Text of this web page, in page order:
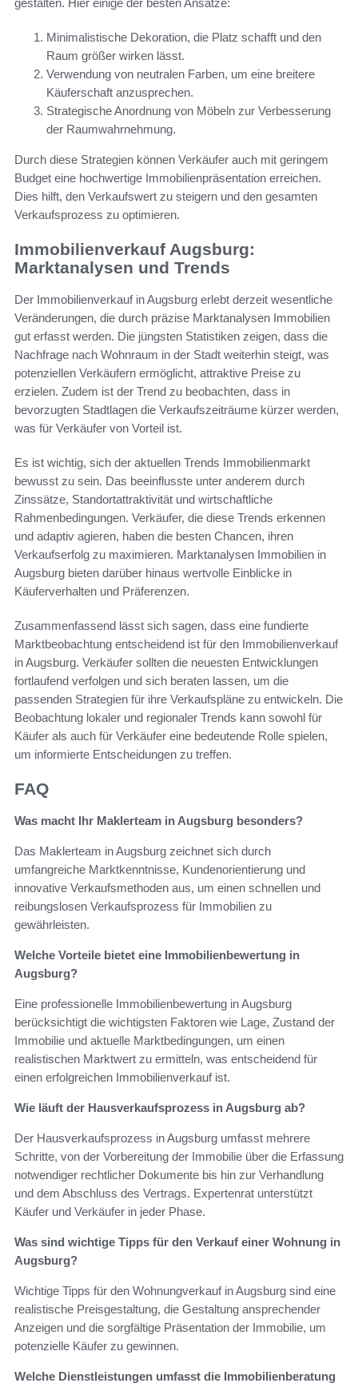
Minimalistische Dekoration, die Platz schafft und den
Raum größer wirken lässt.
Verwendung von neutralen Farben, um eine breitere
Käuferschaft anzusprechen.
Strategische Anordnung von Möbeln zur Verbesserung
der Raumwahrnehmung.
Durch diese Strategien können Verkäufer auch mit geringem
Budget eine hochwertige Immobilienpräsentation erreichen.
Dies hilft, den Verkaufswert zu steigern und den gesamten
Verkaufsprozess zu optimieren.
Immobilienverkauf Augsburg:
Marktanalysen und Trends
Der Immobilienverkauf in Augsburg erlebt derzeit wesentliche
Veränderungen, die durch präzise Marktanalysen Immobilien
gut erfasst werden. Die jüngsten Statistiken zeigen, dass die
Nachfrage nach Wohnraum in der Stadt weiterhin steigt, was
potenziellen Verkäufern ermöglicht, attraktive Preise zu
erzielen. Zudem ist der Trend zu beobachten, dass in
bevorzugten Stadtlagen die Verkaufszeiträume kürzer werden,
was für Verkäufer von Vorteil ist.
Es ist wichtig, sich der aktuellen Trends Immobilienmarkt
bewusst zu sein. Das beeinflusste unter anderem durch
Zinssätze, Standortattraktivität und wirtschaftliche
Rahmenbedingungen. Verkäufer, die diese Trends erkennen
und adaptiv agieren, haben die besten Chancen, ihren
Verkaufserfolg zu maximieren. Marktanalysen Immobilien in
Augsburg bieten darüber hinaus wertvolle Einblicke in
Käuferverhalten und Präferenzen.
Zusammenfassend lässt sich sagen, dass eine fundierte
Marktbeobachtung entscheidend ist für den Immobilienverkauf
in Augsburg. Verkäufer sollten die neuesten Entwicklungen
fortlaufend verfolgen und sich beraten lassen, um die
passenden Strategien für ihre Verkaufspläne zu entwickeln. Die
Beobachtung lokaler und regionaler Trends kann sowohl für
Käufer als auch für Verkäufer eine bedeutende Rolle spielen,
um informierte Entscheidungen zu treffen.
FAQ
Was macht Ihr Maklerteam in Augsburg besonders?
Das Maklerteam in Augsburg zeichnet sich durch
umfangreiche Marktkenntnisse, Kundenorientierung und
innovative Verkaufsmethoden aus, um einen schnellen und
reibungslosen Verkaufsprozess für Immobilien zu
gewährleisten.
Welche Vorteile bietet eine Immobilienbewertung in
Augsburg?
Eine professionelle Immobilienbewertung in Augsburg
berücksichtigt die wichtigsten Faktoren wie Lage, Zustand der
Immobilie und aktuelle Marktbedingungen, um einen
realistischen Marktwert zu ermitteln, was entscheidend für
einen erfolgreichen Immobilienverkauf ist.
Wie läuft der Hausverkaufsprozess in Augsburg ab?
Der Hausverkaufsprozess in Augsburg umfasst mehrere
Schritte, von der Vorbereitung der Immobilie über die Erfassung
notwendiger rechtlicher Dokumente bis hin zur Verhandlung
und dem Abschluss des Vertrags. Expertenrat unterstützt
Käufer und Verkäufer in jeder Phase.
Was sind wichtige Tipps für den Verkauf einer Wohnung in
Augsburg?
Wichtige Tipps für den Wohnungverkauf in Augsburg sind eine
realistische Preisgestaltung, die Gestaltung ansprechender
Anzeigen und die sorgfältige Präsentation der Immobilie, um
potenzielle Käufer zu gewinnen.
Welche Dienstleistungen umfasst die Immobilienberatung